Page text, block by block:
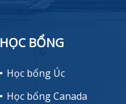
HỌC BỔNG
Học bổng Úc
Học bổng Canada